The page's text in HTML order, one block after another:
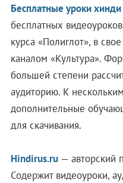
Бесплатные уроки хинди
бесплатных
курса «Полиглот», в
каналом «Культура».
большей степени
аудиторию. К
дополнительные
для скачивания.
Hindirus.ru— авторский
Содержит видеоуроки,